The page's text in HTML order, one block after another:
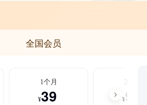
全国会员
1个月
¥39
3个月
¥99